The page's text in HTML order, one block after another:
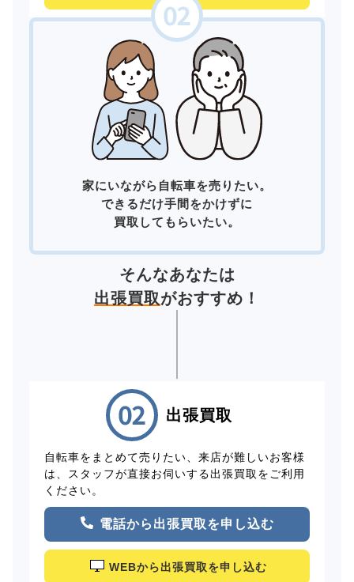
家にいながら自転車を売りたい。
できるだけ手間をかけずに
買取してもらいたい。
そんなあなたは
出張買取がおすすめ！
出張買取
自転車をまとめて売りたい、来店が難しいお客様
は、スタッフが直接お伺いする出張買取をご利用
ください。
電話から出張買取を申し込む
WEBから出張買取を申し込む